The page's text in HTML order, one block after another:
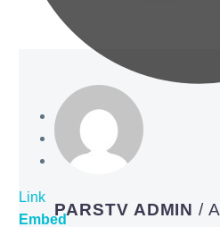
Link
Embed
PARSTV ADMIN/